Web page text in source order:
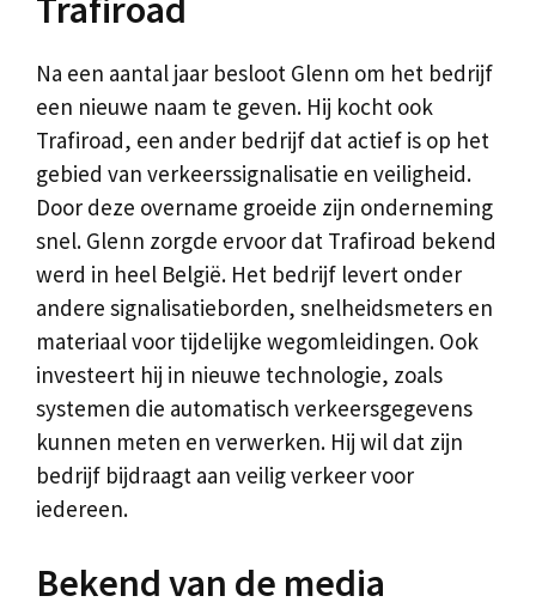
Trafiroad
Na een aantal jaar besloot Glenn om het bedrijf
een nieuwe naam te geven. Hij kocht ook
Trafiroad, een ander bedrijf dat actief is op het
gebied van verkeerssignalisatie en veiligheid.
Door deze overname groeide zijn onderneming
snel. Glenn zorgde ervoor dat Trafiroad bekend
werd in heel België. Het bedrijf levert onder
andere signalisatieborden, snelheidsmeters en
materiaal voor tijdelijke wegomleidingen. Ook
investeert hij in nieuwe technologie, zoals
systemen die automatisch verkeersgegevens
kunnen meten en verwerken. Hij wil dat zijn
bedrijf bijdraagt aan veilig verkeer voor
iedereen.
Bekend van de media